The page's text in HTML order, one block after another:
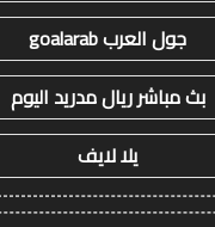
جول العرب goalarab
بث مباشر ريال مدريد اليوم
يلا لايف